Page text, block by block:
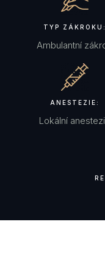
TYP ZÁKROKU:
Ambulantní
ANESTEZIE:
Lokální